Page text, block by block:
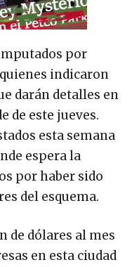
por
indicaron
darán detalles en
de este jueves.
esta semana
espera la
por haber sido
del esquema.
de dólares al mes
en esta ciudad